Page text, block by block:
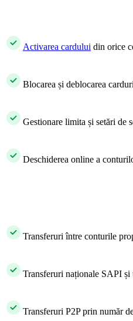
Activarea cardului din orice
Blocarea și deblocarea
Gestionare limita și setări de
Deschiderea online a
Transferuri între conturile
Transferuri naționale SAPI
Transferuri P2P prin număr